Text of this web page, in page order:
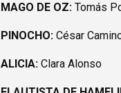
MAGO DE OZ:Tomás
PINOCHO:César
ALICIA:Clara Alonso